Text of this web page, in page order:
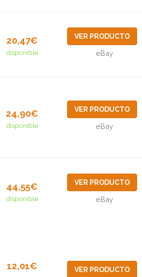
20,47€
disponible
VER PRODUCTO
eBay
24,90€
disponible
VER PRODUCTO
eBay
44,55€
disponible
VER PRODUCTO
eBay
12,01€ VER PRODUCTO